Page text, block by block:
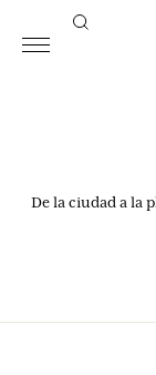
De la ciudad a la